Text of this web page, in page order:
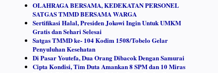
OLAHRAGA BERSAMA, KEDEKATAN PERSONEL
SATGAS TMMD BERSAMA WARGA
Sertifikasi Halal, Presiden Jokowi Ingin Untuk UMKM
Gratis dan Sehari Selesai
Satgas TMMD ke- 104 Kodim 1508/Tobelo Gelar
Penyuluhan Kesehatan
Di Pasar Youtefa, Dua Orang Dibacok Dengan Samurai
Cipta Kondisi, Tim Duta Amankan 8 SPM dan 10 Miras